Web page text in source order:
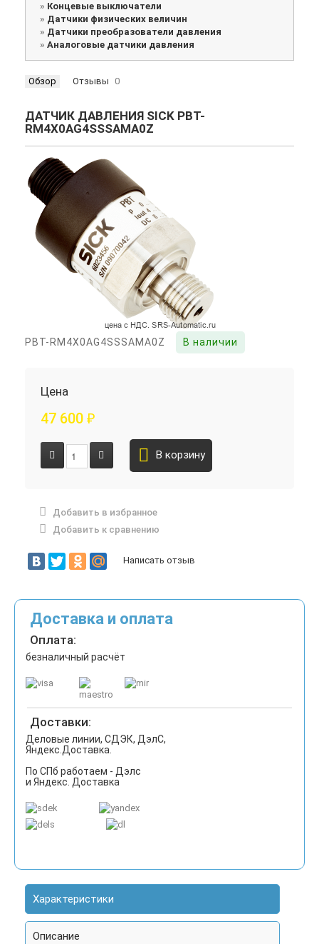
» Концевые выключатели
» Датчики физических величин
» Датчики преобразователи давления
» Аналоговые датчики давления
Обзор Отзывы 0
ДАТЧИК ДАВЛЕНИЯ SICK PBT-
RM4X0AG4SSSAMA0Z
PBT-RM4X0AG4SSSAMA0Z В наличии
Цена
47 600 ₽
В корзину
Добавить в избранное
Добавить к сравнению
Написать отзыв
Доставка и оплата
Оплата:
безналичный расчёт
Доставки:
Деловые линии, СДЭК, ДэлС,
Яндекс.Доставка.
По СПб работаем - Дэлс
и Яндекс. Доставка
Характеристики
Описание